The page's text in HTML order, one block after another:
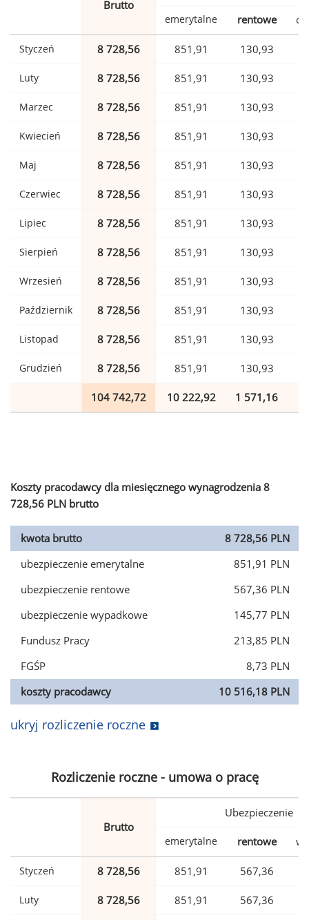
Brutto
emerytalne rentowe
Styczeń 8 728,56 851,91 130,93
Luty 8 728,56 851,91 130,93
Marzec 8 728,56 851,91 130,93
Kwiecień 8 728,56 851,91 130,93
Maj 8 728,56 851,91 130,93
Czerwiec 8 728,56 851,91 130,93
Lipiec 8 728,56 851,91 130,93
Sierpień 8 728,56 851,91 130,93
Wrzesień 8 728,56 851,91 130,93
Październik 8 728,56 851,91 130,93
Listopad 8 728,56 851,91 130,93
Grudzień 8 728,56 851,91 130,93
104 742,72 10 222,92 1 571,16
Koszty pracodawcy dla miesięcznego wynagrodzenia 8
728,56 PLN brutto
kwota brutto
8 728,56 PLN
ubezpieczenie emerytalne
851,91 PLN
ubezpieczenie rentowe
567,36 PLN
ubezpieczenie wypadkowe
145,77 PLN
Fundusz Pracy
213,85 PLN
FGŚP
8,73 PLN
koszty pracodawcy
10 516,18 PLN
ukryj rozliczenie roczne
Rozliczenie roczne - umowa o pracę
Brutto
Ubezpieczenie
emerytalne rentowe
Styczeń 8 728,56 851,91 567,36
Luty 8 728,56 851,91 567,36